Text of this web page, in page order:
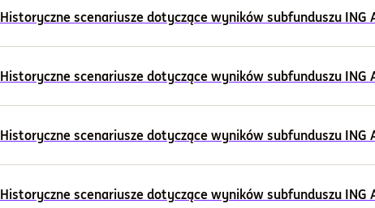
Historyczne scenariusze dotyczące wyników subfunduszu ING
Historyczne scenariusze dotyczące wyników subfunduszu ING
Historyczne scenariusze dotyczące wyników subfunduszu ING
Historyczne scenariusze dotyczące wyników subfunduszu ING